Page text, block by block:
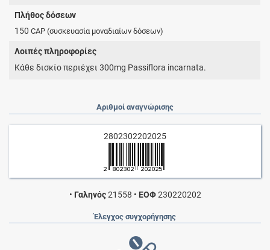
Πλήθος δόσεων
150CAP (συσκευασία μοναδιαίων δόσεων)
Λοιπές πληροφορίες
Κάθε δισκίο περιέχει 300mg Passiflora incarnata.
Αριθμοί αναγνώρισης
2802302202025
• Γαληνός21558 • ΕΟΦ230220202
Έλεγχος συγχορήγησης